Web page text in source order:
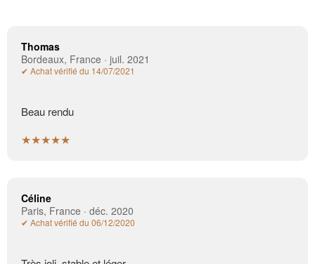
Thomas
Bordeaux, France · juil. 2021
✔ Achat vérifié du 14/07/2021
Beau rendu
★★★★★
Céline
Paris, France · déc. 2020
✔ Achat vérifié du 06/12/2020